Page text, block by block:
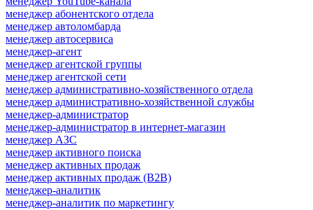
менеджер абонентского отдела
менеджер автоломбарда
менеджер автосервиса
менеджер-агент
менеджер агентской группы
менеджер агентской сети
менеджер административно-хозяйственного отдела
менеджер административно-хозяйственной службы
менеджер-администратор
менеджер-администратор в интернет-магазин
менеджер АЗС
менеджер активного поиска
менеджер активных продаж
менеджер активных продаж (B2B)
менеджер-аналитик
менеджер-аналитик по маркетингу